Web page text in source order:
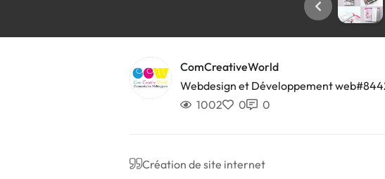
ComCreativeWorld
Webdesign et Développement
1002 0 0
Création de site internet